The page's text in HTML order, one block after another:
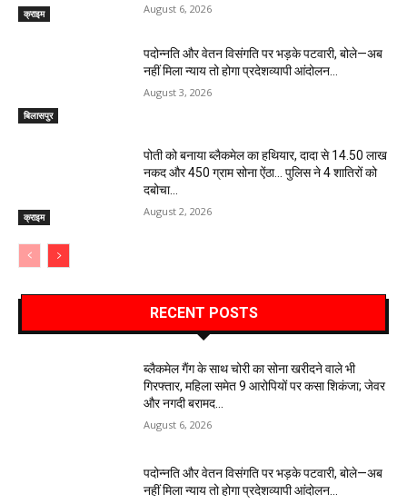
क्राइम August 6, 2026
बिलासपुर
पदोन्नति और वेतन विसंगति पर भड़के पटवारी, बोले—अब
नहीं मिला न्याय तो होगा प्रदेशव्यापी आंदोलन…
August 3, 2026
क्राइम
पोती को बनाया ब्लैकमेल का हथियार, दादा से 14.50 लाख
नकद और 450 ग्राम सोना ऐंठा… पुलिस ने 4 शातिरों को
दबोचा…
August 2, 2026
RECENT POSTS
ब्लैकमेल गैंग के साथ चोरी का सोना खरीदने वाले भी
गिरफ्तार, महिला समेत 9 आरोपियों पर कसा शिकंजा; जेवर
और नगदी बरामद…
August 6, 2026
पदोन्नति और वेतन विसंगति पर भड़के पटवारी, बोले—अब
नहीं मिला न्याय तो होगा प्रदेशव्यापी आंदोलन…